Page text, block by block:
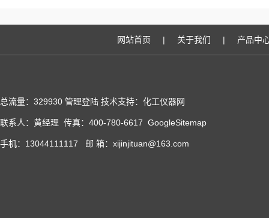
网站首页 | 关于我们 | 产品中
总流量：329930 管理登陆 技术支持：化工仪器网
联系人：黄经理 传真：400-780-6617 GoogleSitemap
手机：13044111117 邮 箱：xijinjituan@163.com